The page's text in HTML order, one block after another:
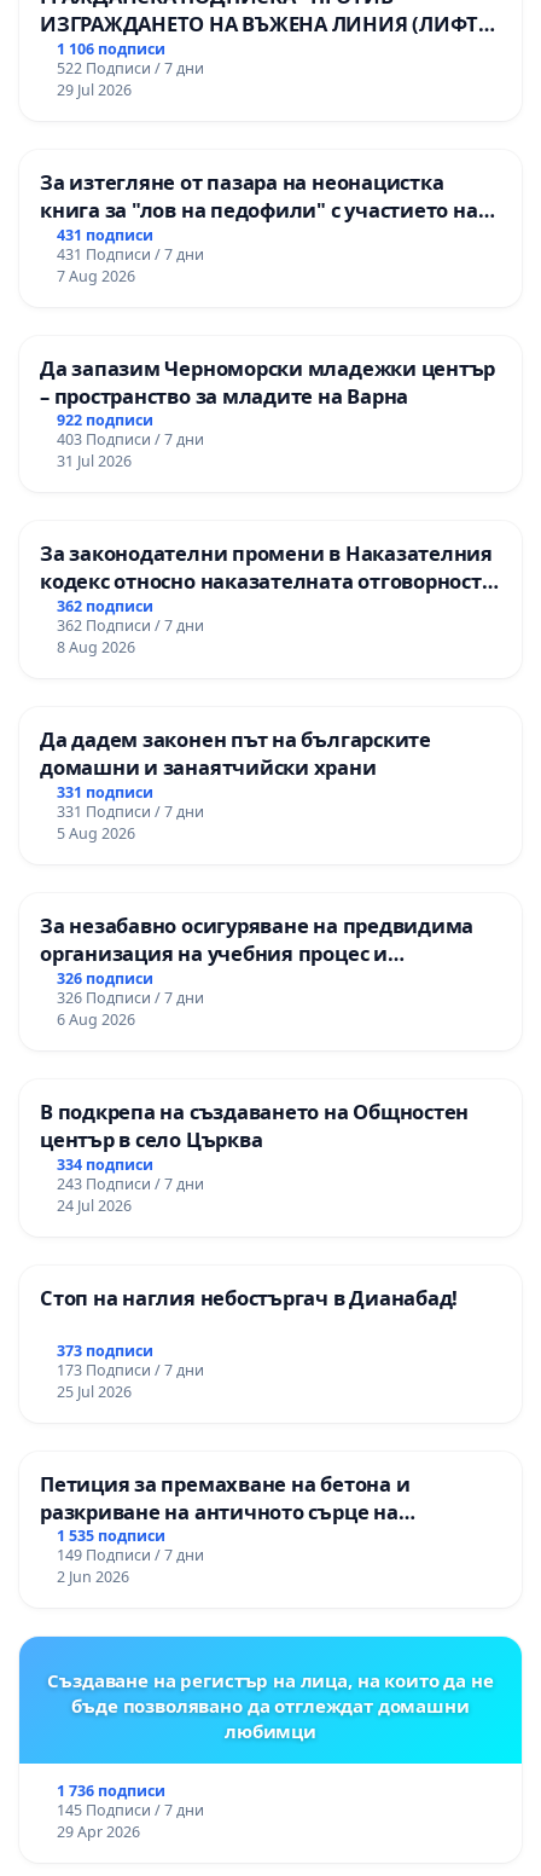
ИЗГРАЖДАНЕТО НА ВЪЖЕНА ЛИНИЯ (ЛИФТ)
НА ТЕРИТОРИЯТА НА ПРИРОДНА
ЗАБЕЛЕЖИТЕЛНОСТ „ХЪЛМ НА
ОСВОБОДИТЕЛИТЕ“ (БУНАРДЖИК)
1 106 подписи
522 Подписи / 7 дни
29 Jul 2026
За изтегляне от пазара на неонацистка
книга за "лов на педофили" с участието на
деца
431 подписи
431 Подписи / 7 дни
7 Aug 2026
Да запазим Черноморски младежки център
– пространство за младите на Варна
922 подписи
403 Подписи / 7 дни
31 Jul 2026
За законодателни промени в Наказателния
кодекс относно наказателната отговорност
на непълнолетните при особено тежки
умишлени престъпления
362 подписи
362 Подписи / 7 дни
8 Aug 2026
Да дадем законен път на българските
домашни и занаятчийски храни
331 подписи
331 Подписи / 7 дни
5 Aug 2026
За незабавно осигуряване на предвидима
организация на учебния процес и
гарантиране на правото на равнопоставено
и качествено образование на учениците от
ОУ „Княз Александър I“ и Хуманитарна
326 подписи
326 Подписи / 7 дни
6 Aug 2026
В подкрепа на създаването на Общностен
център в село Църква
334 подписи
243 Подписи / 7 дни
24 Jul 2026
Стоп на наглия небостъргач в Дианабад!
373 подписи
173 Подписи / 7 дни
25 Jul 2026
Петиция за премахване на бетона и
разкриване на античното сърце на
Могиланската могила във Враца
1 535 подписи
149 Подписи / 7 дни
2 Jun 2026
Създаване на регистър на лица, на които да не
бъде позволявано да отглеждат домашни
любимци
1 736 подписи
145 Подписи / 7 дни
29 Apr 2026